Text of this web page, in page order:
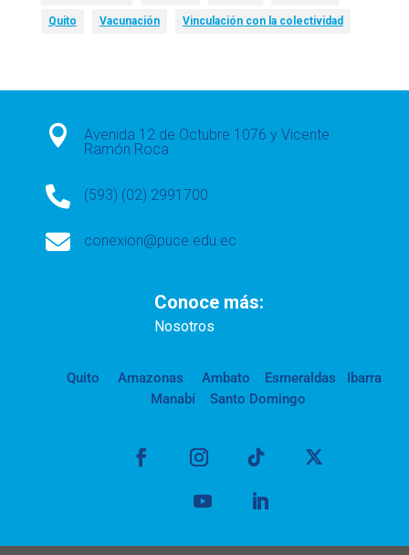
Quito Vacunación Vinculación con la colectividad

Avenida 12 de Octubre 1076 y Vicente
Ramón Roca
 (593) (02) 2991700
 conexion@puce.edu.ec
Conoce más:
Nosotros
Quito Amazonas Ambato Esmeraldas
Ibarra
Manabí
Santo Domingo